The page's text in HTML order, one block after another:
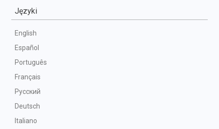
Języki
English
Español
Português
Français
Русский
Deutsch
Italiano